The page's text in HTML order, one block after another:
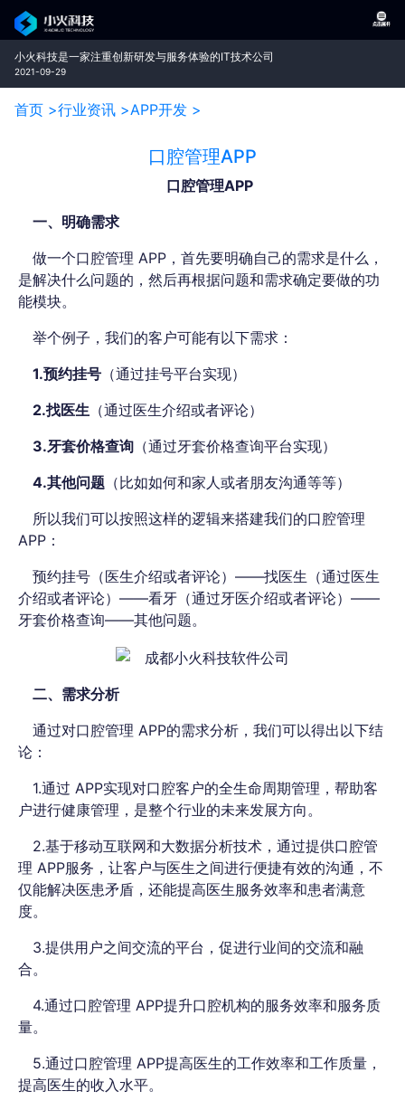
小火科技是一家注重创新研发与服务体验的IT技术公司
2021-09-29
首页 >行业资讯 >APP开发 >
口腔管理APP
口腔管理APP
一、明确需求
做一个口腔管理 APP，首先要明确自己的需求是什么，
是解决什么问题的，然后再根据问题和需求确定要做的功
能模块。
举个例子，我们的客户可能有以下需求：
1.预约挂号 （通过挂号平台实现）
2.找医生 （通过医生介绍或者评论）
3.牙套价格查询 （通过牙套价格查询平台实现）
4.其他问题 （比如如何和家人或者朋友沟通等等）
所以我们可以按照这样的逻辑来搭建我们的口腔管理
APP：
预约挂号（医生介绍或者评论）——找医生（通过医生
介绍或者评论）——看牙（通过牙医介绍或者评论）——
牙套价格查询——其他问题。
二、需求分析
通过对口腔管理 APP的需求分析，我们可以得出以下结
论：
1.通过 APP实现对口腔客户的全生命周期管理，帮助客
户进行健康管理，是整个行业的未来发展方向。
2.基于移动互联网和大数据分析技术，通过提供口腔管
理 APP服务，让客户与医生之间进行便捷有效的沟通，不
仅能解决医患矛盾，还能提高医生服务效率和患者满意
度。
3.提供用户之间交流的平台，促进行业间的交流和融
合。
4.通过口腔管理 APP提升口腔机构的服务效率和服务质
量。
5.通过口腔管理 APP提高医生的工作效率和工作质量，
提高医生的收入水平。